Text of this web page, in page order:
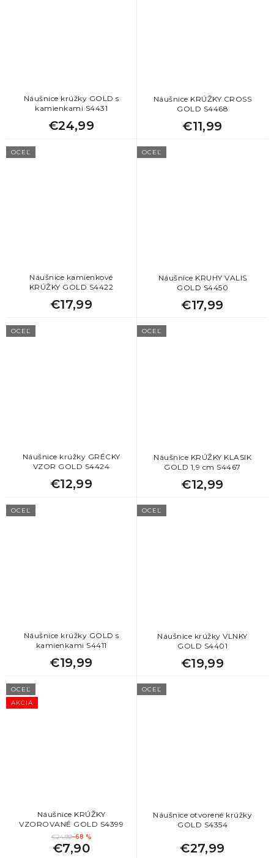
Náušnice krúžky GOLD s
kamienkami S4431
€24,99
Náušnice KRÚŽKY CROSS
GOLD S4468
€11,99
OCEĽ
Náušnice kamienkové
KRÚŽKY GOLD S4422
€17,99
OCEĽ
Náušnice KRUHY VALIS
GOLD S4450
€17,99
OCEĽ
Náušnice krúžky GRÉCKY
VZOR GOLD S4424
€12,99
OCEĽ
Náušnice KRÚŽKY KLASIK
GOLD 1,9 cm S4467
€12,99
OCEĽ
Náušnice krúžky GOLD s
kamienkami S4411
€19,99
OCEĽ
Náušnice krúžky VLNKY
GOLD S4401
€19,99
AKCIA
OCEĽ
Náušnice KRÚŽKY
VZOROVANÉ GOLD S4399
€24,99–68 %
€7,90
OCEĽ
Náušnice otvorené krúžky
GOLD S4354
€27,99